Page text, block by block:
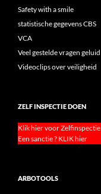
Safety with a smile
statistische gegevens CBS
VCA
Veel gestelde vragen geluid
Videoclips over veiligheid
ZELF INSPECTIE DOEN
Klik hier voor Zelfinspectie
Een sanctie ? KLIK hier
ARBOTOOLS